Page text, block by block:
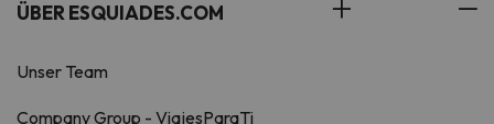
ÜBER ESQUIADES.COM
Unser Team
Company Group - ViajesParaTi